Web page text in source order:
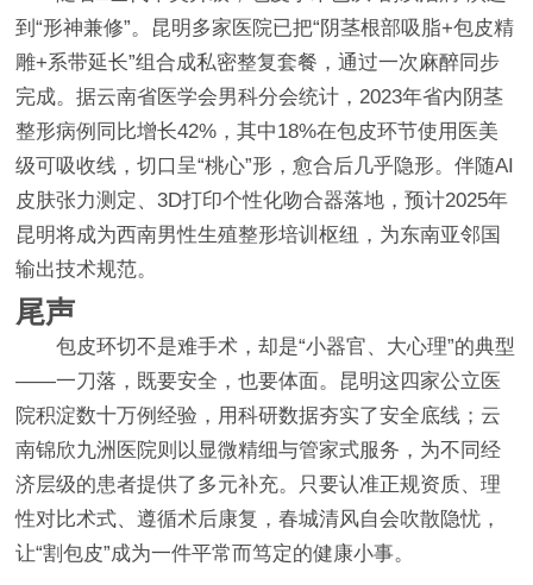
到“形神兼修”。昆明多家医院已把“阴茎根部吸脂+包皮精
雕+系带延长”组合成私密整复套餐，通过一次麻醉同步
完成。据云南省医学会男科分会统计，2023年省内阴茎
整形病例同比增长42%，其中18%在包皮环节使用医美
级可吸收线，切口呈“桃心”形，愈合后几乎隐形。伴随AI
皮肤张力测定、3D打印个性化吻合器落地，预计2025年
昆明将成为西南男性生殖整形培训枢纽，为东南亚邻国
输出技术规范。
尾声
包皮环切不是难手术，却是“小器官、大心理”的典型
——一刀落，既要安全，也要体面。昆明这四家公立医
院积淀数十万例经验，用科研数据夯实了安全底线；云
南锦欣九洲医院则以显微精细与管家式服务，为不同经
济层级的患者提供了多元补充。只要认准正规资质、理
性对比术式、遵循术后康复，春城清风自会吹散隐忧，
让“割包皮”成为一件平常而笃定的健康小事。